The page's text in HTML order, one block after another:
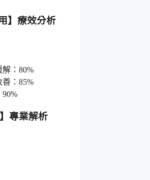
】療效分析
解：80%
善：85%
專業解析